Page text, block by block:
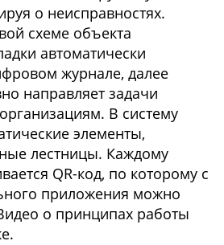
о неисправностях.
схеме объекта
автоматически
журнале, далее
направляет задачи
В систему
элементы,
лестницы. Каждому
QR-код, по которому с
приложения можно
о принципах работы